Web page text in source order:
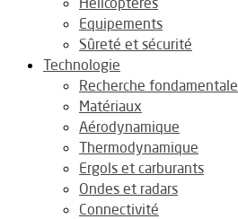
Equipements
Sûreté et sécurité
Technologie
Recherche fondamentale
Matériaux
Aérodynamique
Thermodynamique
Ergols et carburants
Ondes et radars
Connectivité